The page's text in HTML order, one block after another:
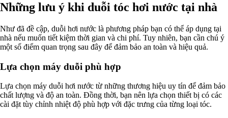
Những lưu ý khi duỗi tóc hơi nước tại nhà
Như đã đề cập, duỗi hơi nước là phương pháp bạn có thể áp dụng tại
nhà nếu muốn tiết kiệm thời gian và chi phí. Tuy nhiên, bạn cần chú ý
một số điểm quan trọng sau đây để đảm bảo an toàn và hiệu quả.
Lựa chọn máy duỗi phù hợp
Lựa chọn máy duỗi hơi nước từ những thương hiệu uy tín để đảm bảo
chất lượng và độ an toàn. Đồng thời, bạn nên lựa chọn thiết bị có các
cài đặt tùy chỉnh nhiệt độ phù hợp với đặc trưng của từng loại tóc.